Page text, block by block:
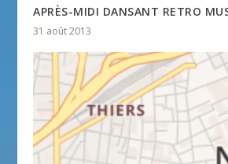
APRÈS-MIDI DANSANT RETRO
31 août 2013